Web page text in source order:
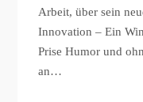
Arbeit, über sein
Innovation – Ein
Prise Humor und
an…